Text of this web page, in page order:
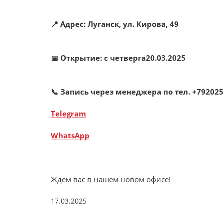
📍 Адрес: Луганск, ул. Кирова, 49
📅 Открытие: с четверга20.03.2025
📞 Запись через менеджера по тел.
Telegram
WhatsApp
Ждем вас в нашем новом офисе!
17.03.2025